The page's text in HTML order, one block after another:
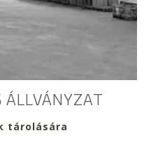
tárolására